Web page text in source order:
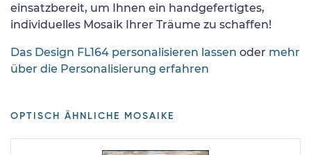
einsatzbereit, um Ihnen ein handgefertigtes,
individuelles Mosaik Ihrer Träume zu schaffen!
Das Design FL164 personalisieren lassen oder mehr
über die Personalisierung erfahren
OPTISCH ÄHNLICHE MOSAIKE